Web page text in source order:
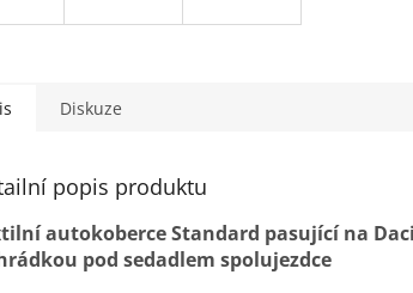
Diskuze
popis produktu
autokoberce Standard pasující na
pod sedadlem spolujezdce